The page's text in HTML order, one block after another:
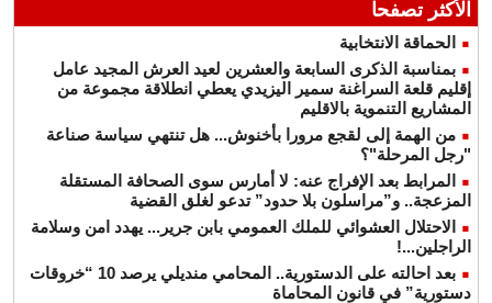
الأكثر تصفحا
الحماقة الانتخابية
بمناسبة الذكرى السابعة والعشرين لعيد العرش المجيد عامل
إقليم قلعة السراغنة سمير اليزيدي يعطي انطلاقة مجموعة من
المشاريع التنموية بالاقليم
من الهمة إلى لقجع مرورا بأخنوش... هل تنتهي سياسة صناعة
"رجل المرحلة"؟
المرابط بعد الإفراج عنه: لا أمارس سوى الصحافة المستقلة
المزعجة.. و”مراسلون بلا حدود” تدعو لغلق القضية
الاحتلال العشوائي للملك العمومي بابن جرير... يهدد امن وسلامة
الراجلين...!
بعد احالته على الدستورية.. المحامي منديلي يرصد 10 “خروقات
دستورية” في قانون المحاماة